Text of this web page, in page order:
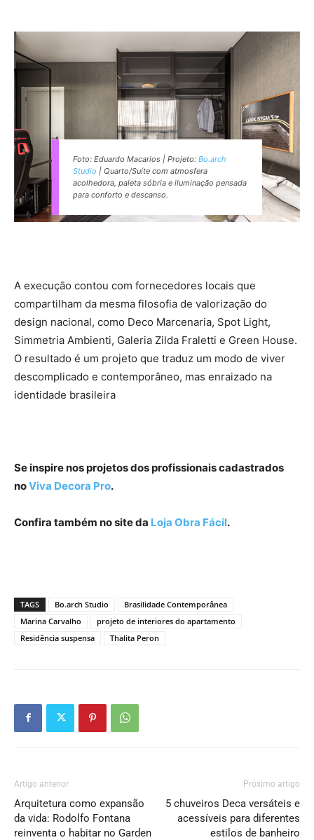
Foto: Eduardo Macarios | Projeto: Bo.arch
Studio | Quarto/Suíte com atmosfera
acolhedora, paleta sóbria e iluminação pensada
para conforto e descanso.
A execução contou com fornecedores locais que
compartilham da mesma filosofia de valorização do
design nacional, como Deco Marcenaria, Spot Light,
Simmetria Ambienti, Galeria Zilda Fraletti e Green House.
O resultado é um projeto que traduz um modo de viver
descomplicado e contemporâneo, mas enraizado na
identidade brasileira
Se inspire nos projetos dos profissionais cadastrados
noViva Decora Pro.
Confira também no site da Loja Obra Fácil.
TAGS Bo.arch Studio
Brasilidade Contemporânea
Marina Carvalho
projeto de interiores do apartamento
Residência suspensa
Thalita Peron
Artigo anterior
Arquitetura como expansão
da vida: Rodolfo Fontana
reinventa o habitar no Garden
Próximo artigo
5 chuveiros Deca versáteis e
acessíveis para diferentes
estilos de banheiro